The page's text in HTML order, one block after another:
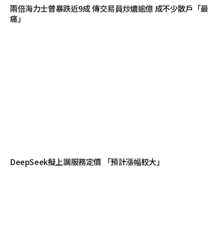
兩倍海力士曾暴跌近9成 傳交易員炒燶逾億 成不少散戶「最
痛」
DeepSeek擬上調服務定價 「預計漲幅較大」